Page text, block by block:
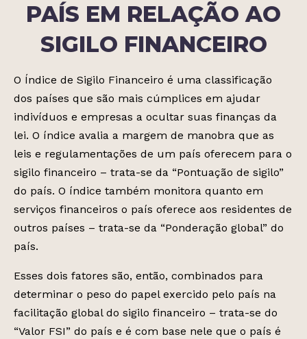
PAÍS EM RELAÇÃO AO
SIGILO FINANCEIRO
O Índice de Sigilo Financeiro é uma classificação
dos países que são mais cúmplices em ajudar
indivíduos e empresas a ocultar suas finanças da
lei. O índice avalia a margem de manobra que as
leis e regulamentações de um país oferecem para o
sigilo financeiro – trata-se da “Pontuação de sigilo”
do país. O índice também monitora quanto em
serviços financeiros o país oferece aos residentes de
outros países – trata-se da “Ponderação global” do
país.
Esses dois fatores são, então, combinados para
determinar o peso do papel exercido pelo país na
facilitação global do sigilo financeiro – trata-se do
“Valor FSI” do país e é com base nele que o país é